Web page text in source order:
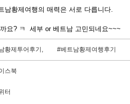
남황제여행의 매력은 서로 다릅니다.
요? ㅋ 세부 or 베트남 고민되네요~~~
황제투어후기, #베트남황제여행후기
스북
터